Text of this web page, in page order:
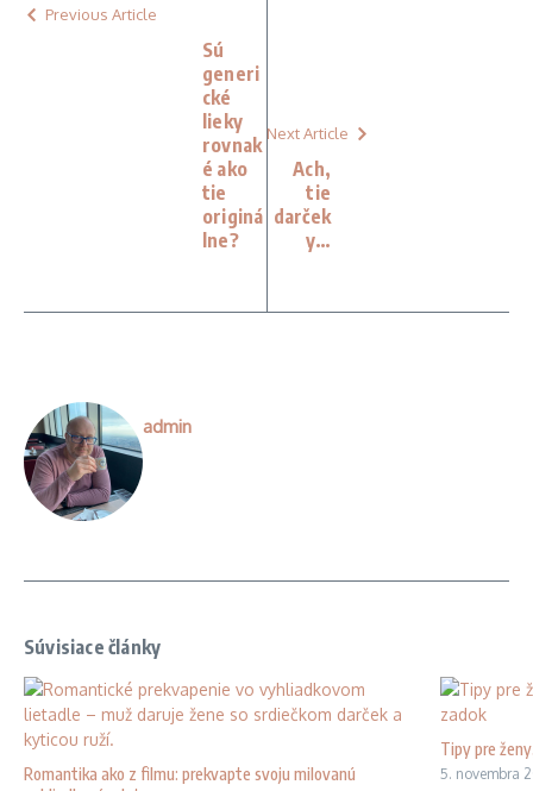
Previous Article
Sú
generi
cké
lieky
rovnak
é ako
tie
originá
lne?
Next Article
Ach,
tie
darček
y…
admin
Súvisiace články
Romantika ako z filmu: prekvapte svoju milovanú
Tipy pre
5. novembra